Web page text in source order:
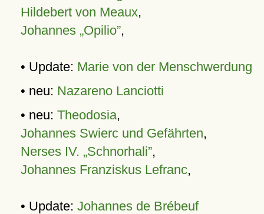
Hildebert von Meaux,
Johannes „Opilio”,
• Update: Marie von der Menschwerdung
• neu: Nazareno Lanciotti
• neu: Theodosia,
Johannes Swierc und Gefährten,
Nerses IV. „Schnorhali”,
Johannes Franziskus Lefranc,
• Update: Johannes de Brébeuf